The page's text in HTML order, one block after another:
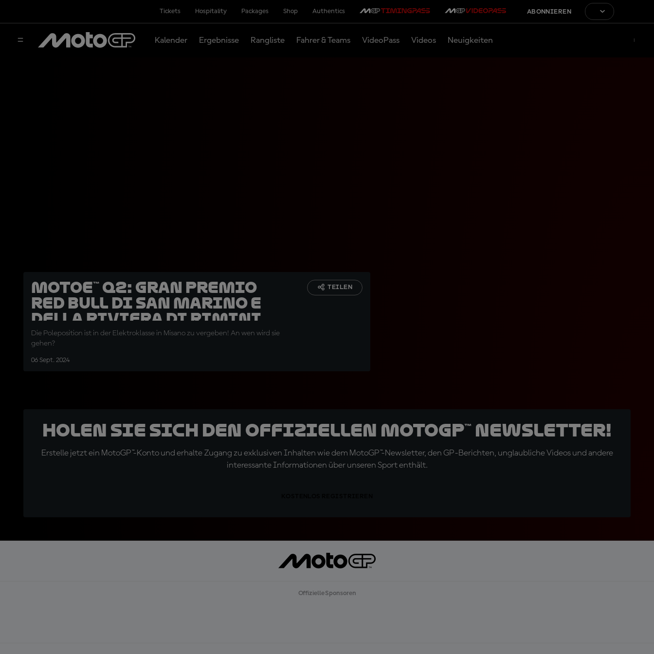
Tickets Hospitality Packages Shop Authentics ABONNIEREN
Kalender Ergebnisse Rangliste Fahrer & Teams VideoPass Videos Neuigkeiten
MotoE™ Q2: Gran Premio
Red Bull di San Marino e
della Riviera di Rimini
Die Poleposition ist in der Elektroklasse in Misano zu vergeben! An wen wird sie
gehen?
06 Sept. 2024
TEILEN
Holen Sie sich den offiziellen MotoGP™ Newsletter!
Erstelle jetzt ein MotoGP™-Konto und erhalte Zugang zu exklusiven Inhalten wie dem MotoGP™-Newsletter, den GP-Berichten, unglaubliche Videos und andere
interessante Informationen über unseren Sport enthält.
Offizielle Sponsoren